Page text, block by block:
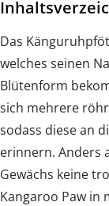
Das
welches seinen
Blütenform
sich mehrere
sodass diese an
erinnern. Anders
Gewächs keine
Kangaroo Paw in